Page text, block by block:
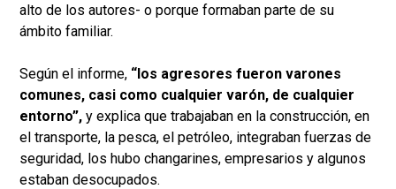
alto de los autores- o porque formaban parte de su
ámbito familiar.
Según el informe, “los agresores fueron varones
comunes, casi como cualquier varón, de cualquier
entorno”, y explica que trabajaban en la construcción, en
el transporte, la pesca, el petróleo, integraban fuerzas de
seguridad, los hubo changarines, empresarios y algunos
estaban desocupados.